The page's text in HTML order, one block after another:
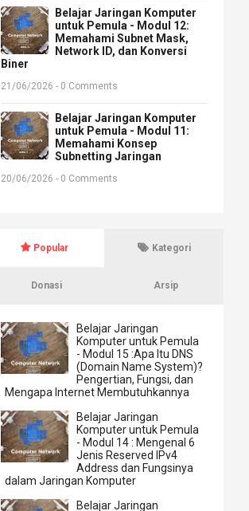
Belajar Jaringan Komputer
untuk Pemula - Modul 12:
Memahami Subnet Mask,
Network ID, dan Konversi
Biner
21/06/2026 - 0 Comments
Belajar Jaringan Komputer
untuk Pemula - Modul 11:
Memahami Konsep
Subnetting Jaringan
20/06/2026 - 0 Comments
Popular Kategori
Donasi Arsip
Belajar Jaringan
Komputer untuk Pemula
- Modul 15 :Apa Itu DNS
(Domain Name System)?
Pengertian, Fungsi, dan
Mengapa Internet Membutuhkannya
Belajar Jaringan
Komputer untuk Pemula
- Modul 14 : Mengenal 6
Jenis Reserved IPv4
Address dan Fungsinya
dalam Jaringan Komputer
Belajar Jaringan